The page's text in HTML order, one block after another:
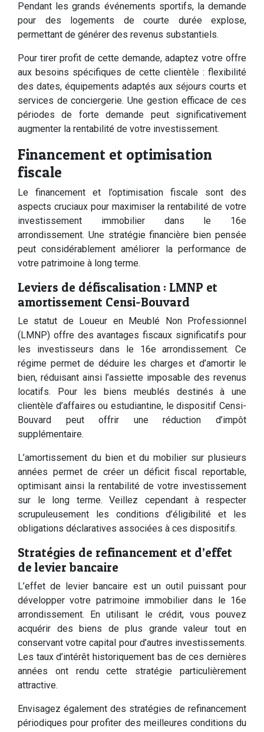
Pendant les grands événements sportifs, la demande
pour des logements de courte durée explose,
permettant de générer des revenus substantiels.
Pour tirer profit de cette demande, adaptez votre offre
aux besoins spécifiques de cette clientèle : flexibilité
des dates, équipements adaptés aux séjours courts et
services de conciergerie. Une gestion efficace de ces
périodes de forte demande peut significativement
augmenter la rentabilité de votre investissement.
Financement et optimisation
fiscale
Le financement et l’optimisation fiscale sont des
aspects cruciaux pour maximiser la rentabilité de votre
investissement immobilier dans le 16e
arrondissement. Une stratégie financière bien pensée
peut considérablement améliorer la performance de
votre patrimoine à long terme.
Leviers de défiscalisation : LMNP et
amortissement Censi-Bouvard
Le statut de Loueur en Meublé Non Professionnel
(LMNP) offre des avantages fiscaux significatifs pour
les investisseurs dans le 16e arrondissement. Ce
régime permet de déduire les charges et d’amortir le
bien, réduisant ainsi l’assiette imposable des revenus
locatifs. Pour les biens meublés destinés à une
clientèle d’affaires ou estudiantine, le dispositif Censi-
Bouvard peut offrir une réduction d’impôt
supplémentaire.
L’amortissement du bien et du mobilier sur plusieurs
années permet de créer un déficit fiscal reportable,
optimisant ainsi la rentabilité de votre investissement
sur le long terme. Veillez cependant à respecter
scrupuleusement les conditions d’éligibilité et les
obligations déclaratives associées à ces dispositifs.
Stratégies de refinancement et d’effet
de levier bancaire
L’effet de levier bancaire est un outil puissant pour
développer votre patrimoine immobilier dans le 16e
arrondissement. En utilisant le crédit, vous pouvez
acquérir des biens de plus grande valeur tout en
conservant votre capital pour d’autres investissements.
Les taux d’intérêt historiquement bas de ces dernières
années ont rendu cette stratégie particulièrement
attractive.
Envisagez également des stratégies de refinancement
périodiques pour profiter des meilleures conditions du